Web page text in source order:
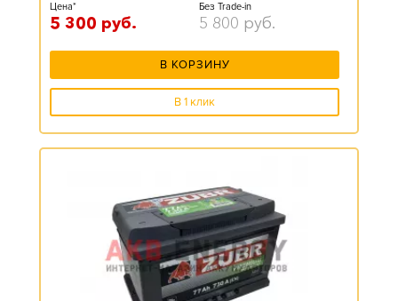
Цена*
5 300 руб.
Без Trade-in
5 800 руб.
В КОРЗИНУ
В 1 клик